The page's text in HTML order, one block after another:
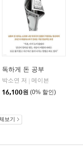
독하게 돈 공부
박소연 저 | 메이븐
16,100원 (0% 할인)
보기